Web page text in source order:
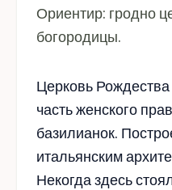
Ориентир: гродно
богородицы.
Церковь
часть женского
базилианок.
итальянским
Некогда здесь